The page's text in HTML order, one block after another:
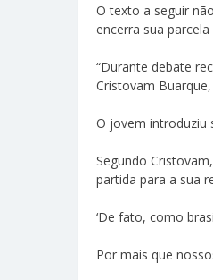
O texto a seguir
encerra sua
“Durante debate
Cristovam
O jovem introduziu
Segundo
partida para a sua
‘De fato, como
Por mais que